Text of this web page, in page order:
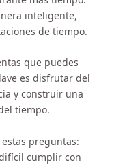
inteligente,
de tiempo.
que puedes
es disfrutar del
y construir una
tiempo.
preguntas:
cumplir con